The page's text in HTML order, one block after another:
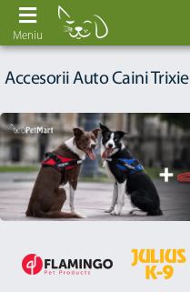
Meniu
Accesorii Auto Caini Trixie